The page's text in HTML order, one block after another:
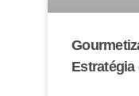
Estratégia